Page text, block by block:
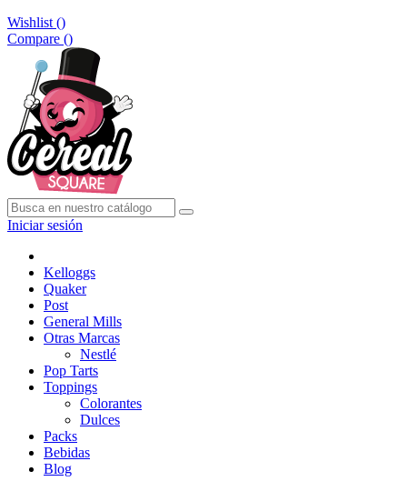
Wishlist ()
Compare ()
Iniciar sesión
Kelloggs
Quaker
Post
General Mills
Otras Marcas
Nestlé
Pop Tarts
Toppings
Colorantes
Dulces
Packs
Bebidas
Blog